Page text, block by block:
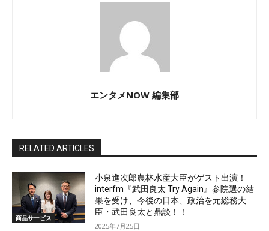
エンタメNOW 編集部
RELATED ARTICLES
商品サービス
小泉進次郎農林水産大臣がゲスト出演！
interfm『武田良太 Try Again』参院選の結
果を受け、今後の日本、政治を元総務大
臣・武田良太と鼎談！！
2025年7月25日